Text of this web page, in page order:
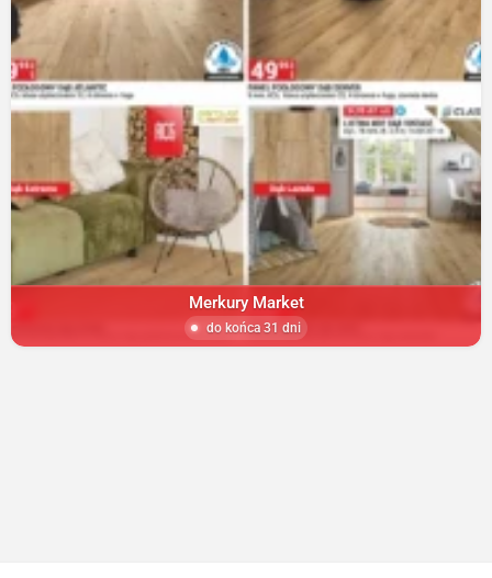
Merkury Market
do końca 31 dni